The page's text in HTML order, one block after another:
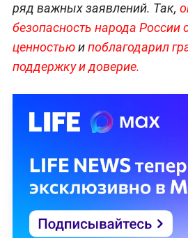
ряд важных заявлений. Так,
безопасность народа России
ценностьюипоблагодарил
поддержку и доверие.